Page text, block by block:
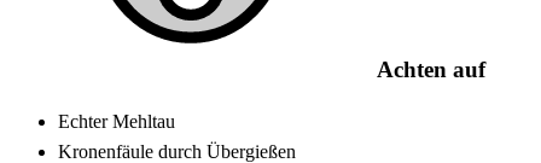
Achten auf
Echter Mehltau
Kronenfäule durch Übergießen